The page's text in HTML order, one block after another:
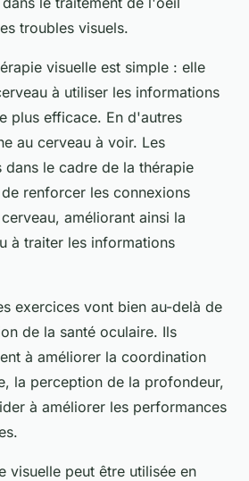
troubles visuels.
visuelle est simple : elle
à utiliser les informations
plus efficace. En d'autres
au cerveau à voir. Les
le cadre de la thérapie
renforcer les connexions
améliorant ainsi la
à traiter les informations
exercices vont bien au-delà de
de la santé oculaire. Ils
à améliorer la coordination
la perception de la profondeur,
à améliorer les performances
visuelle peut être utilisée en